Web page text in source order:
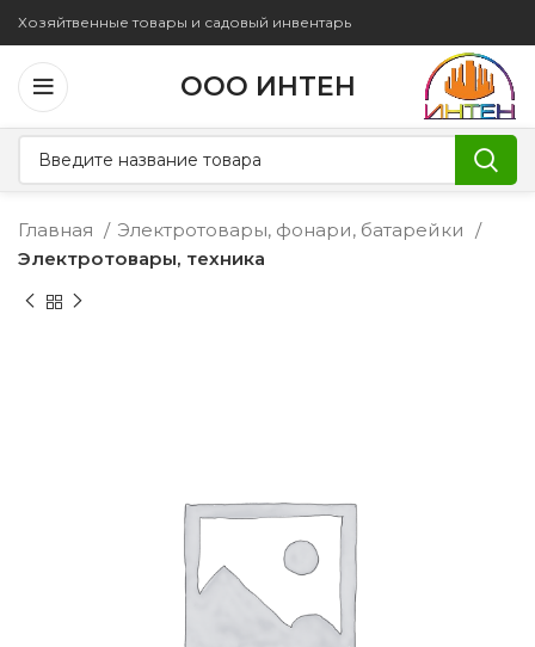
Хозяйтвенные товары и садовый инвентарь
ООО ИНТЕН
Главная
Электротовары, фонари, батарейки
Электротовары, техника